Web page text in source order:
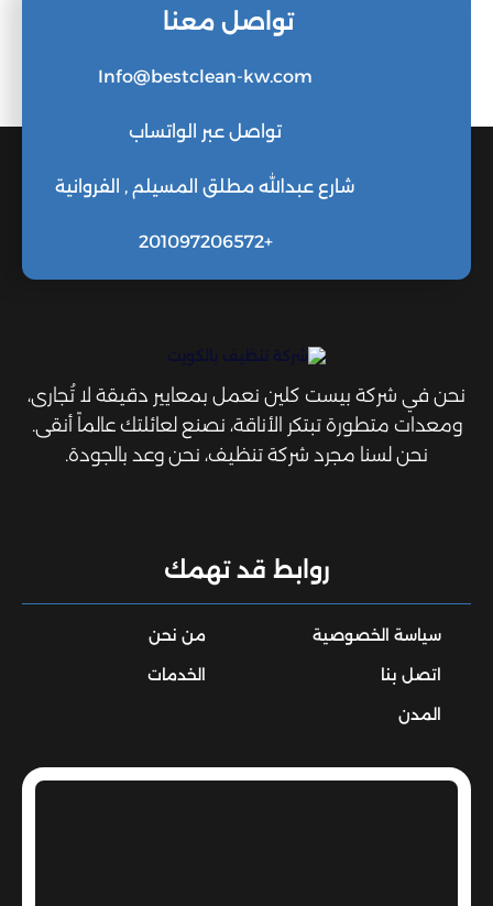
تواصل معنا
Info@bestclean-kw.com
تواصل عبر الواتساب
شارع عبدالله مطلق المسيلم , الفروانية
+201097206572
نحن في شركة بيست كلين نعمل بمعايير دقيقة لا تُجارى،
ومعدات متطورة تبتكر الأناقة، نصنع لعائلتك عالماً أنقى.
نحن لسنا مجرد شركة تنظيف، نحن وعد بالجودة.
روابط قد تهمك
سياسة الخصوصية
من نحن
اتصل بنا
الخدمات
المدن